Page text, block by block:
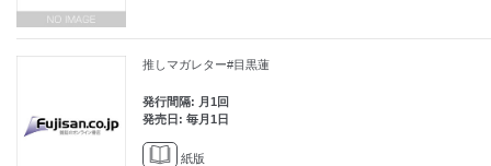
推しマガレター#目黒蓮
発行間隔: 月1回
発売日: 毎月1日
紙版